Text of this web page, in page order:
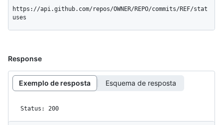
https://api.github.com/repos/OWNER/REPO/commits/REF/stat
uses
Response
Exemplo de resposta Esquema de resposta
Status: 200